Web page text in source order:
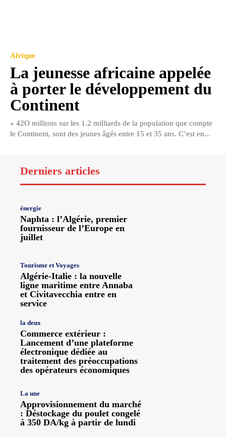
Afrique
La jeunesse africaine appelée
à porter le développement du
Continent
« 42O millions sur les 1.2 milliards de la population que compte
le Continent, sont des jeunes âgés entre 15 et 35 ans. C’est en...
Derniers articles
énergie
Naphta : l’Algérie, premier
fournisseur de l’Europe en
juillet
Tourisme et Voyages
Algérie-Italie : la nouvelle
ligne maritime entre Annaba
et Civitavecchia entre en
service
la deux
Commerce extérieur :
Lancement d’une plateforme
électronique dédiée au
traitement des préoccupations
des opérateurs économiques
La une
Approvisionnement du marché
: Déstockage du poulet congelé
à 350 DA/kg à partir de lundi